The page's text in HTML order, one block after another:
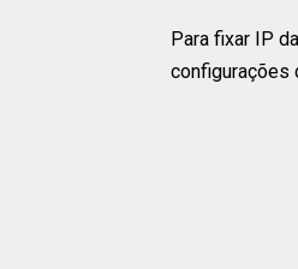
Para fixar IP
configurações